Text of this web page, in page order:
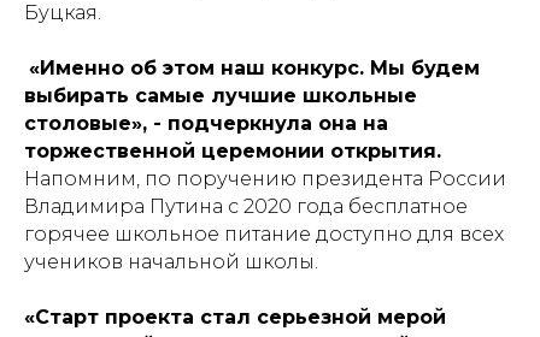
Буцкая.
«Именно об этом наш конкурс. Мы будем
выбирать самые лучшие школьные
столовые», - подчеркнула она на
торжественной церемонии открытия.
Напомним, по поручению президента России
Владимира Путина с 2020 года бесплатное
горячее школьное питание доступно для всех
учеников начальной школы.
«Старт проекта стал серьезной мерой